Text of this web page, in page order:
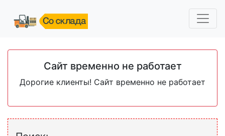
Сайт временно не работает
Дорогие клиенты! Сайт временно не работает